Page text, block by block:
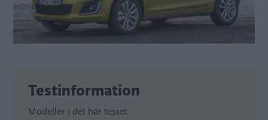
Testinformation
Modeller i det här testet: